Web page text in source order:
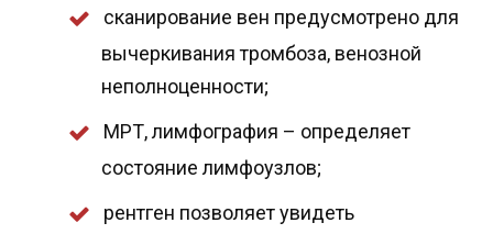
сканирование вен предусмотрено для
вычеркивания тромбоза, венозной
неполноценности;
МРТ, лимфография – определяет
состояние лимфоузлов;
рентген позволяет увидеть